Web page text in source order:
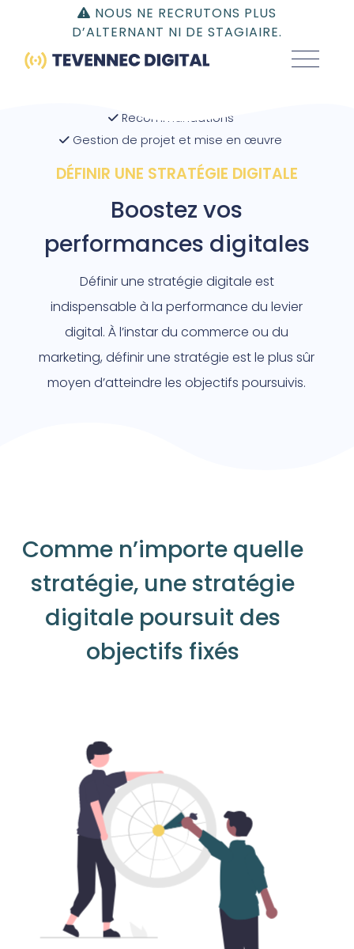
NOUS NE RECRUTONS PLUS
D’ALTERNANT NI DE STAGIAIRE.
Recommandations
Gestion de projet et mise en œuvre
DÉFINIR UNE STRATÉGIE DIGITALE
Boostez vos
performances digitales
Définir une stratégie digitale est
indispensable à la performance du levier
digital. À l’instar du commerce ou du
marketing, définir une stratégie est le plus sûr
moyen d’atteindre les objectifs poursuivis.
Comme n’importe quelle
stratégie, une stratégie
digitale poursuit des
objectifs fixés
Gestion du consentement | TEVENNEC DIGITAL